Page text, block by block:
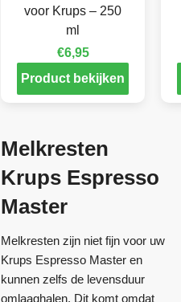
voor Krups – 250
ml
€6,95
Product bekijken
Melkresten
Krups Espresso
Master
Melkresten zijn niet fijn voor uw
Krups Espresso Master en
kunnen zelfs de levensduur
omlaaghalen. Dit komt omdat